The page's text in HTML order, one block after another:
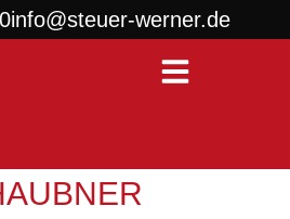
info@steuer-werner.de